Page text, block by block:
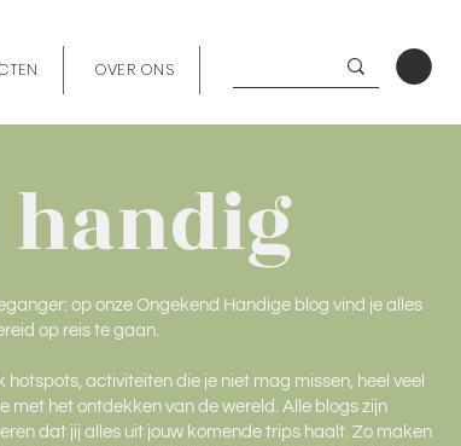
OVER ONS
handig
op onze Ongekend Handige blog vind je alles
op reis te gaan.
activiteiten die je niet mag missen, heel veel
met het ontdekken van de wereld. Alle blogs zijn
dat jij alles uit jouw komende trips haalt. Zo maken